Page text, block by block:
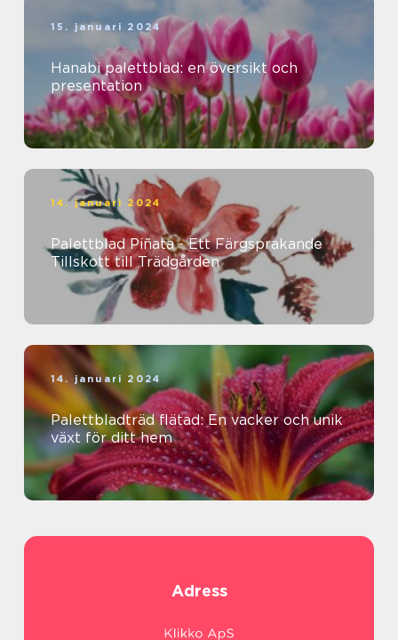
15. januari 2024
Hanabi palettblad: en översikt och
presentation
14. januari 2024
Palettblad Piñata - Ett Färgsprakande
Tillskott till Trädgården
14. januari 2024
Palettbladträd flätad: En vacker och unik
växt för ditt hem
Adress